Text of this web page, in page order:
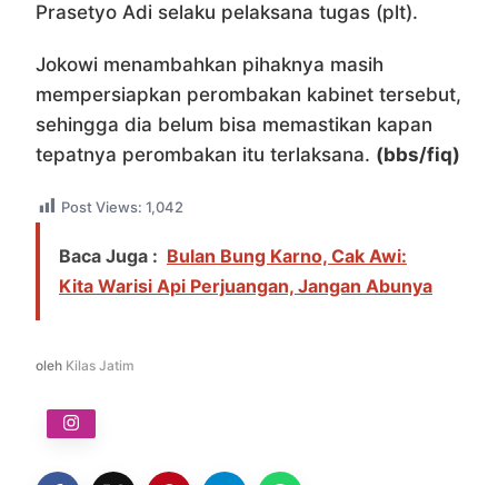
Prasetyo Adi selaku pelaksana tugas (plt).
Jokowi menambahkan pihaknya masih
mempersiapkan perombakan kabinet tersebut,
sehingga dia belum bisa memastikan kapan
tepatnya perombakan itu terlaksana. (bbs/fiq)
Post Views: 1,042
Baca Juga : Bulan Bung Karno, Cak Awi:
Kita Warisi Api Perjuangan, Jangan Abunya
oleh Kilas Jatim